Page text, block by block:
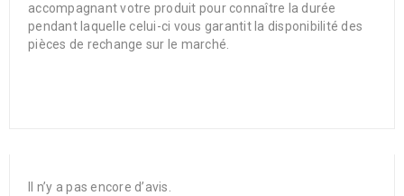
accompagnant votre produit pour connaître la durée
pendant laquelle celui-ci vous garantit la disponibilité des
pièces de rechange sur le marché.
Il n’y a pas encore d’avis.